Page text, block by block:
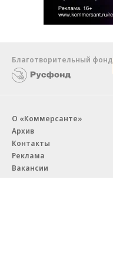
Благотворительный фонд
О «Коммерсанте»
Архив
Контакты
Реклама
Вакансии